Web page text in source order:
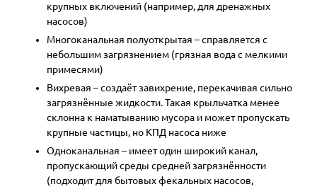
крупных включений (например, для дренажных
насосов)
Многоканальная полуоткрытая – справляется с
небольшим загрязнением (грязная вода с мелкими
примесями)
Вихревая – создаёт завихрение, перекачивая сильно
загрязнённые жидкости. Такая крыльчатка менее
склонна к наматыванию мусора и может пропускать
крупные частицы, но КПД насоса ниже
Одноканальная – имеет один широкий канал,
пропускающий среды средней загрязнённости
(подходит для бытовых фекальных насосов,